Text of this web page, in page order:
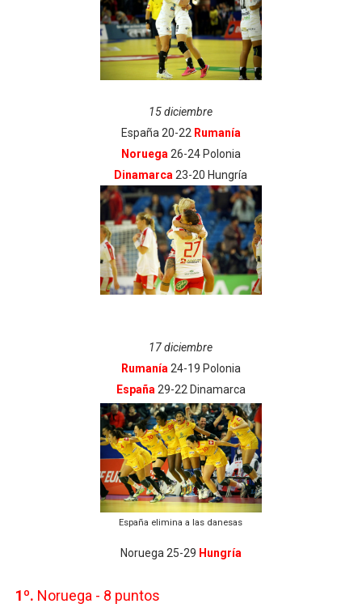
15 diciembre
España 20-22 Rumanía
Noruega 26-24 Polonia
Dinamarca 23-20 Hungría
17 diciembre
Rumanía 24-19 Polonia
España 29-22 Dinamarca
España elimina a las danesas
Noruega 25-29 Hungría
1º. Noruega - 8 puntos